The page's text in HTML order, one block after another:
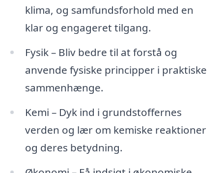
klima, og samfundsforhold med en
klar og engageret tilgang.
Fysik – Bliv bedre til at forstå og
anvende fysiske principper i praktiske
sammenhænge.
Kemi – Dyk ind i grundstoffernes
verden og lær om kemiske reaktioner
og deres betydning.